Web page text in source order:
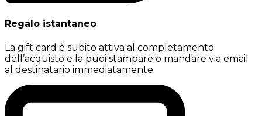
Regalo istantaneo
La gift card è subito attiva al completamento
dell’acquisto e la puoi stampare o mandare via email
al destinatario immediatamente.